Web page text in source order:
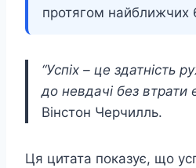
протягом найближчих
“Успіх – це здатність
до невдачі без втрати
Вінстон Черчилль.
Ця цитата показує, що